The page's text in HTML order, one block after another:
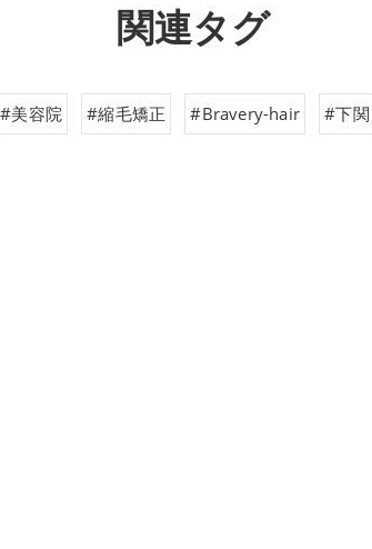
関連タグ
#美容院 #縮毛矯正 #Bravery-hair #下関